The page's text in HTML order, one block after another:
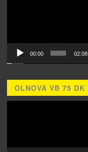
00:00 02:08
OLNOVA VB 75 DK